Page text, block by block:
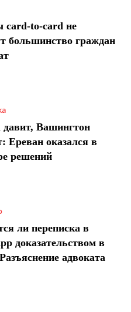
card-to-card не
большинство граждан
Вашингтон
Ереван оказался в
решений
ли переписка в
доказательством в
адвоката